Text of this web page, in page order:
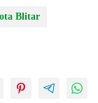
Blitar